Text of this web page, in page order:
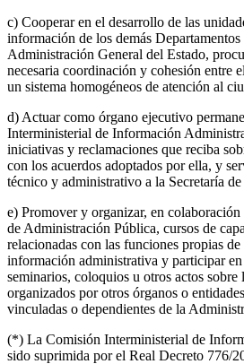
c) Cooperar en el desarrollo de las
información de los demás
Administración General del Estado,
necesaria coordinación y cohesión entre
un sistema homogéneos de atención al
d) Actuar como órgano ejecutivo
Interministerial de Información
iniciativas y reclamaciones que reciba
con los acuerdos adoptados por ella, y
técnico y administrativo a la Secretaría
e) Promover y organizar, en
de Administración Pública, cursos de
relacionadas con las funciones propias de
información administrativa y participar en
seminarios, coloquios u otros actos sobre
organizados por otros órganos o
vinculadas o dependientes de la
(*) La Comisión Interministerial de
sido suprimida por el Real Decreto 776/